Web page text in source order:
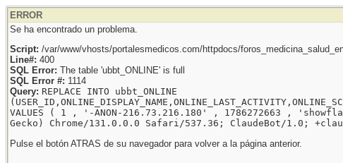
ERROR
Se ha encontrado un problema.
Script: /var/www/vhosts/portalesmedicos.com/httpdocs/
Line#: 400
SQL Error: The table 'ubbt_ONLINE' is full
SQL Error #: 1114
Query: REPLACE INTO ubbt_ONLINE
VALUES ( 1 , '-ANON-216.73.216.180' , 1786272663 ,
Gecko) Chrome/131.0.0.0 Safari/537.36; ClaudeBot/1.0;
Pulse el botón ATRAS de su navegador para volver a la página anterior.